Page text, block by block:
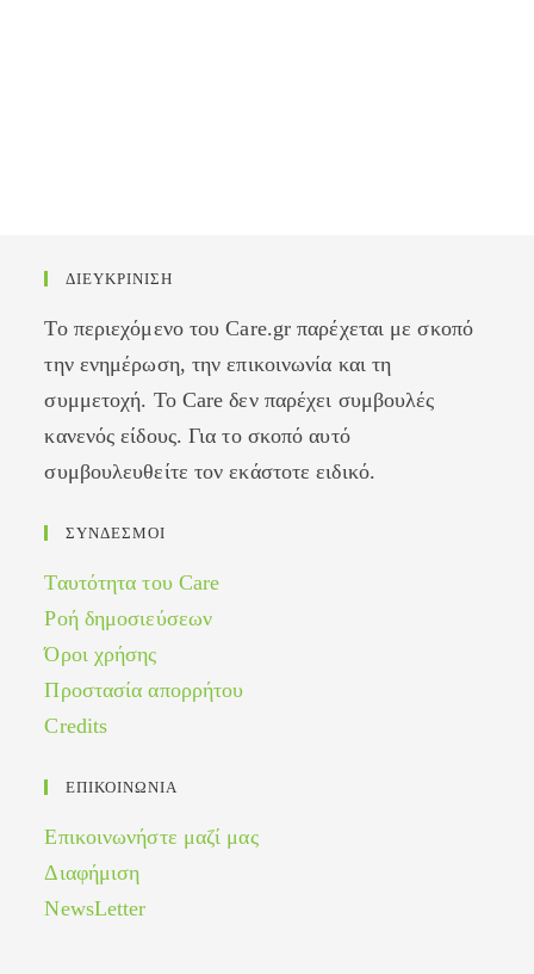
ΔΙΕΥΚΡΙΝΙΣΗ
Το περιεχόμενο του Care.gr παρέχεται με σκοπό
την ενημέρωση, την επικοινωνία και τη
συμμετοχή. Το Care δεν παρέχει συμβουλές
κανενός είδους. Για το σκοπό αυτό
συμβουλευθείτε τον εκάστοτε ειδικό.
ΣΥΝΔΕΣΜΟΙ
Ταυτότητα του Care
Ροή δημοσιεύσεων
Όροι χρήσης
Προστασία απορρήτου
Credits
ΕΠΙΚΟΙΝΩΝΙΑ
Επικοινωνήστε μαζί μας
Διαφήμιση
NewsLetter